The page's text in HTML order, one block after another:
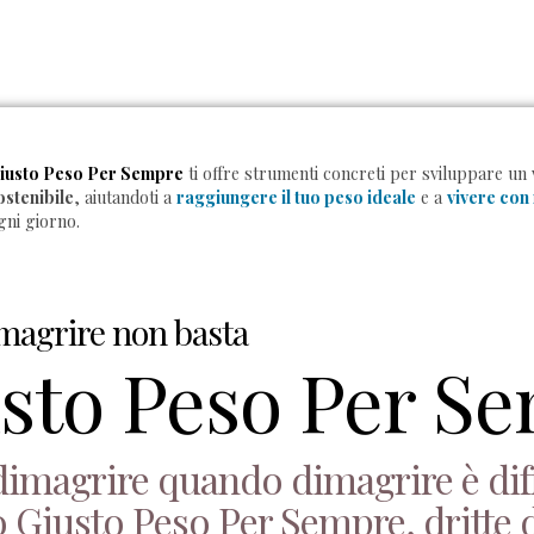
Peso Per Sempre ti offre strumenti concreti per sviluppare un
, aiutandoti araggiungere il tuo peso ideale e avivere
giorno.
non basta
Peso Per
quando dimagrire è
Peso Per Sempre, dritte